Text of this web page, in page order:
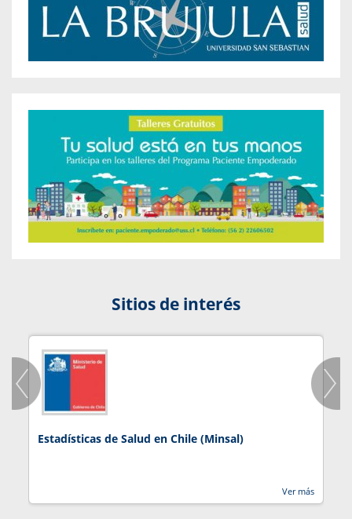
Sitios de interés
Estadísticas de Salud en Chile (Minsal)
Ver más